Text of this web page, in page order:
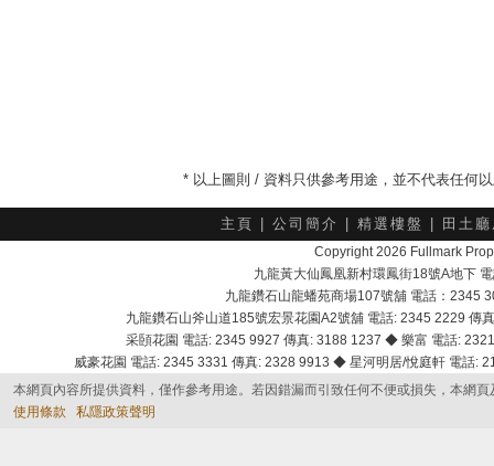
* 以上圖則 / 資料只供參考用途，並不代表任何
主頁 公司簡介 精選樓盤 田土
Copyright 2026 Fullmark
九龍黃大仙鳳凰新村環鳳街18號A地下
九龍鑽石山龍蟠苑商場107號舖 電話：2345
九龍鑽石山斧山道185號宏景花園A2號舖 電話: 2345 2229
采頣花園 電話: 2345 9927 傳真: 3188 1237 ◆ 樂富 電話:
威豪花園 電話: 2345 3331 傳真: 2328 9913 ◆ 星河明居/悅庭軒 電話
本網頁內容所提供資料，僅作參考用途。若因錯漏而引致任何不便或損失，本網
使用條款
私隱政策聲明